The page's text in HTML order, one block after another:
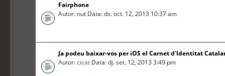
Fairphone
Autor: nut Data: ds. oct. 12, 2013 10:37 am
Ja podeu baixar-vos per iOS el Carnet d'Identitat
Autor:cicat Data: dj. set. 12, 2013 3:49 pm